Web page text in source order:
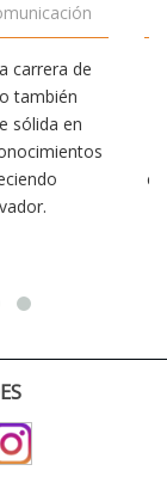
Teleco-ADE
comprender cómo
Aunque la
de mi tiempo a
y socorrismo.
sido una de las